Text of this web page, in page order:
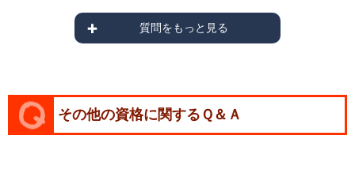
質問をもっと見る
その他の資格に関するＱ＆Ａ